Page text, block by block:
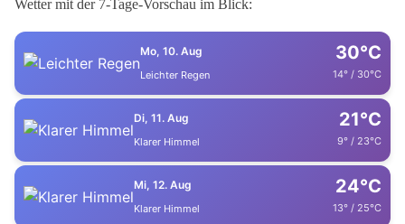
Wetter mit der 7-Tage-Vorschau im Blick:
Mo, 10. Aug
Leichter Regen
30°C
14° / 30°C
Di, 11. Aug
Klarer Himmel
21°C
9° / 23°C
Mi, 12. Aug
Klarer Himmel
24°C
13° / 25°C